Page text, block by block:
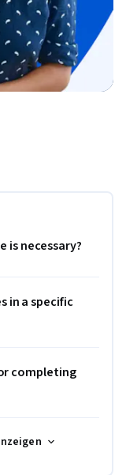
is necessary?
in a specific
completing